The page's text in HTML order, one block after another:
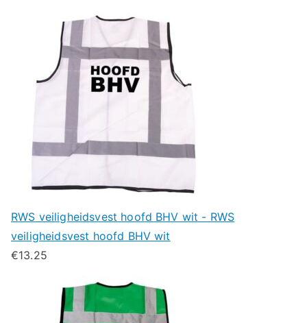
RWS veiligheidsvest hoofd BHV wit - RWS
veiligheidsvest hoofd BHV wit
€13.25